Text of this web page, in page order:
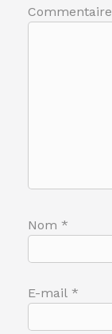
Commentaire
Nom *
E-mail *